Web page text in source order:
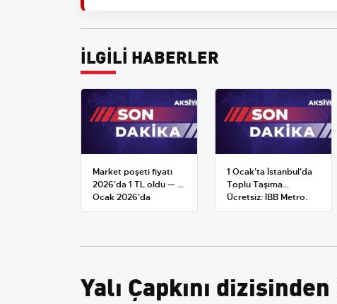
İLGİLİ HABERLER
Market poşeti fiyatı
2026'da 1 TL oldu — 1
Ocak 2026'da
yürürlüğe giren tarife
1 Ocak'ta İstanbul'da
Toplu Taşıma
Ücretsiz: İBB Metro,
Metrobüs ve Otobüs
Yalı Çapkını